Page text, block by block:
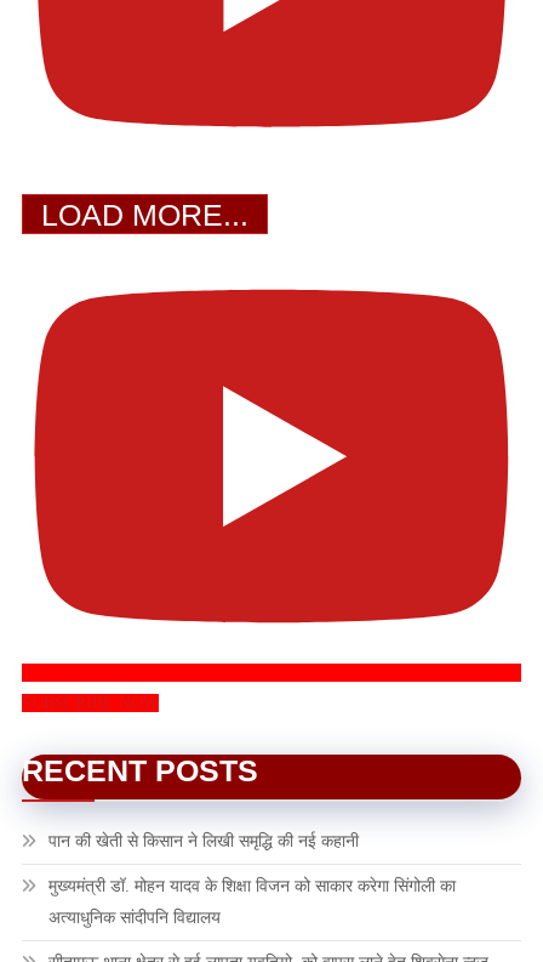
LOAD MORE...
SUBSCRIBE NOW
RECENT POSTS
पान की खेती से किसान ने लिखी समृद्धि की नई कहानी
मुख्यमंत्री डॉ. मोहन यादव के शिक्षा विजन को साकार करेगा सिंगोली का
अत्याधुनिक सांदीपनि विद्यालय